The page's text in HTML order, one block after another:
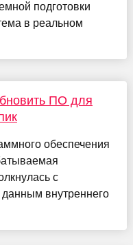
подготовки
в реальном
ПО для
обеспечения
с
внутреннего